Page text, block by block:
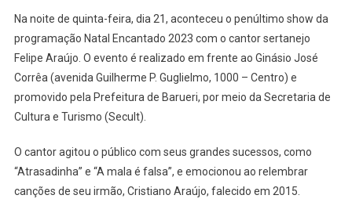
Barueri
Na noite de quinta-feira, dia 21, aconteceu o penúltimo show da
programação Natal Encantado 2023 com o cantor sertanejo
Felipe Araújo. O evento é realizado em frente ao Ginásio José
Corrêa (avenida Guilherme P. Guglielmo, 1000 – Centro) e
promovido pela Prefeitura de Barueri, por meio da Secretaria de
Cultura e Turismo (Secult).
O cantor agitou o público com seus grandes sucessos, como
“Atrasadinha” e “A mala é falsa”, e emocionou ao relembrar
canções de seu irmão, Cristiano Araújo, falecido em 2015.